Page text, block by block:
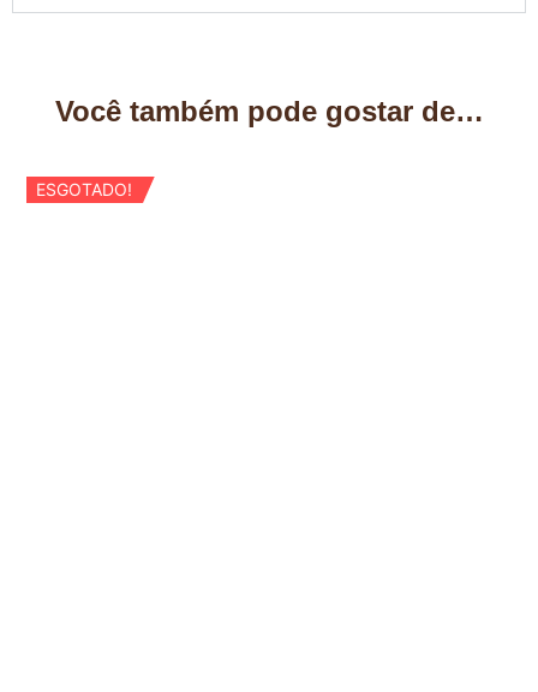
Você também pode gostar de…
ESGOTADO!